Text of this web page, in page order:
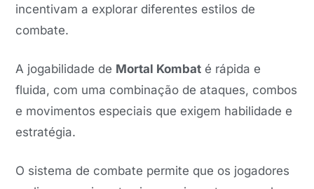
incentivam a explorar diferentes estilos de
combate.
A jogabilidade de Mortal Kombat é rápida e
fluida, com uma combinação de ataques, combos
e movimentos especiais que exigem habilidade e
estratégia.
O sistema de combate permite que os jogadores